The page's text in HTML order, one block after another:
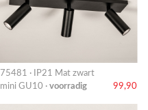
75481 · IP21 Mat zwart
mini GU10 · voorradig 99,90